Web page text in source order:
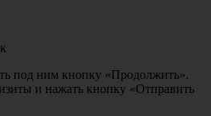
под ним кнопку «Продолжить».
и нажать кнопку «Отправить